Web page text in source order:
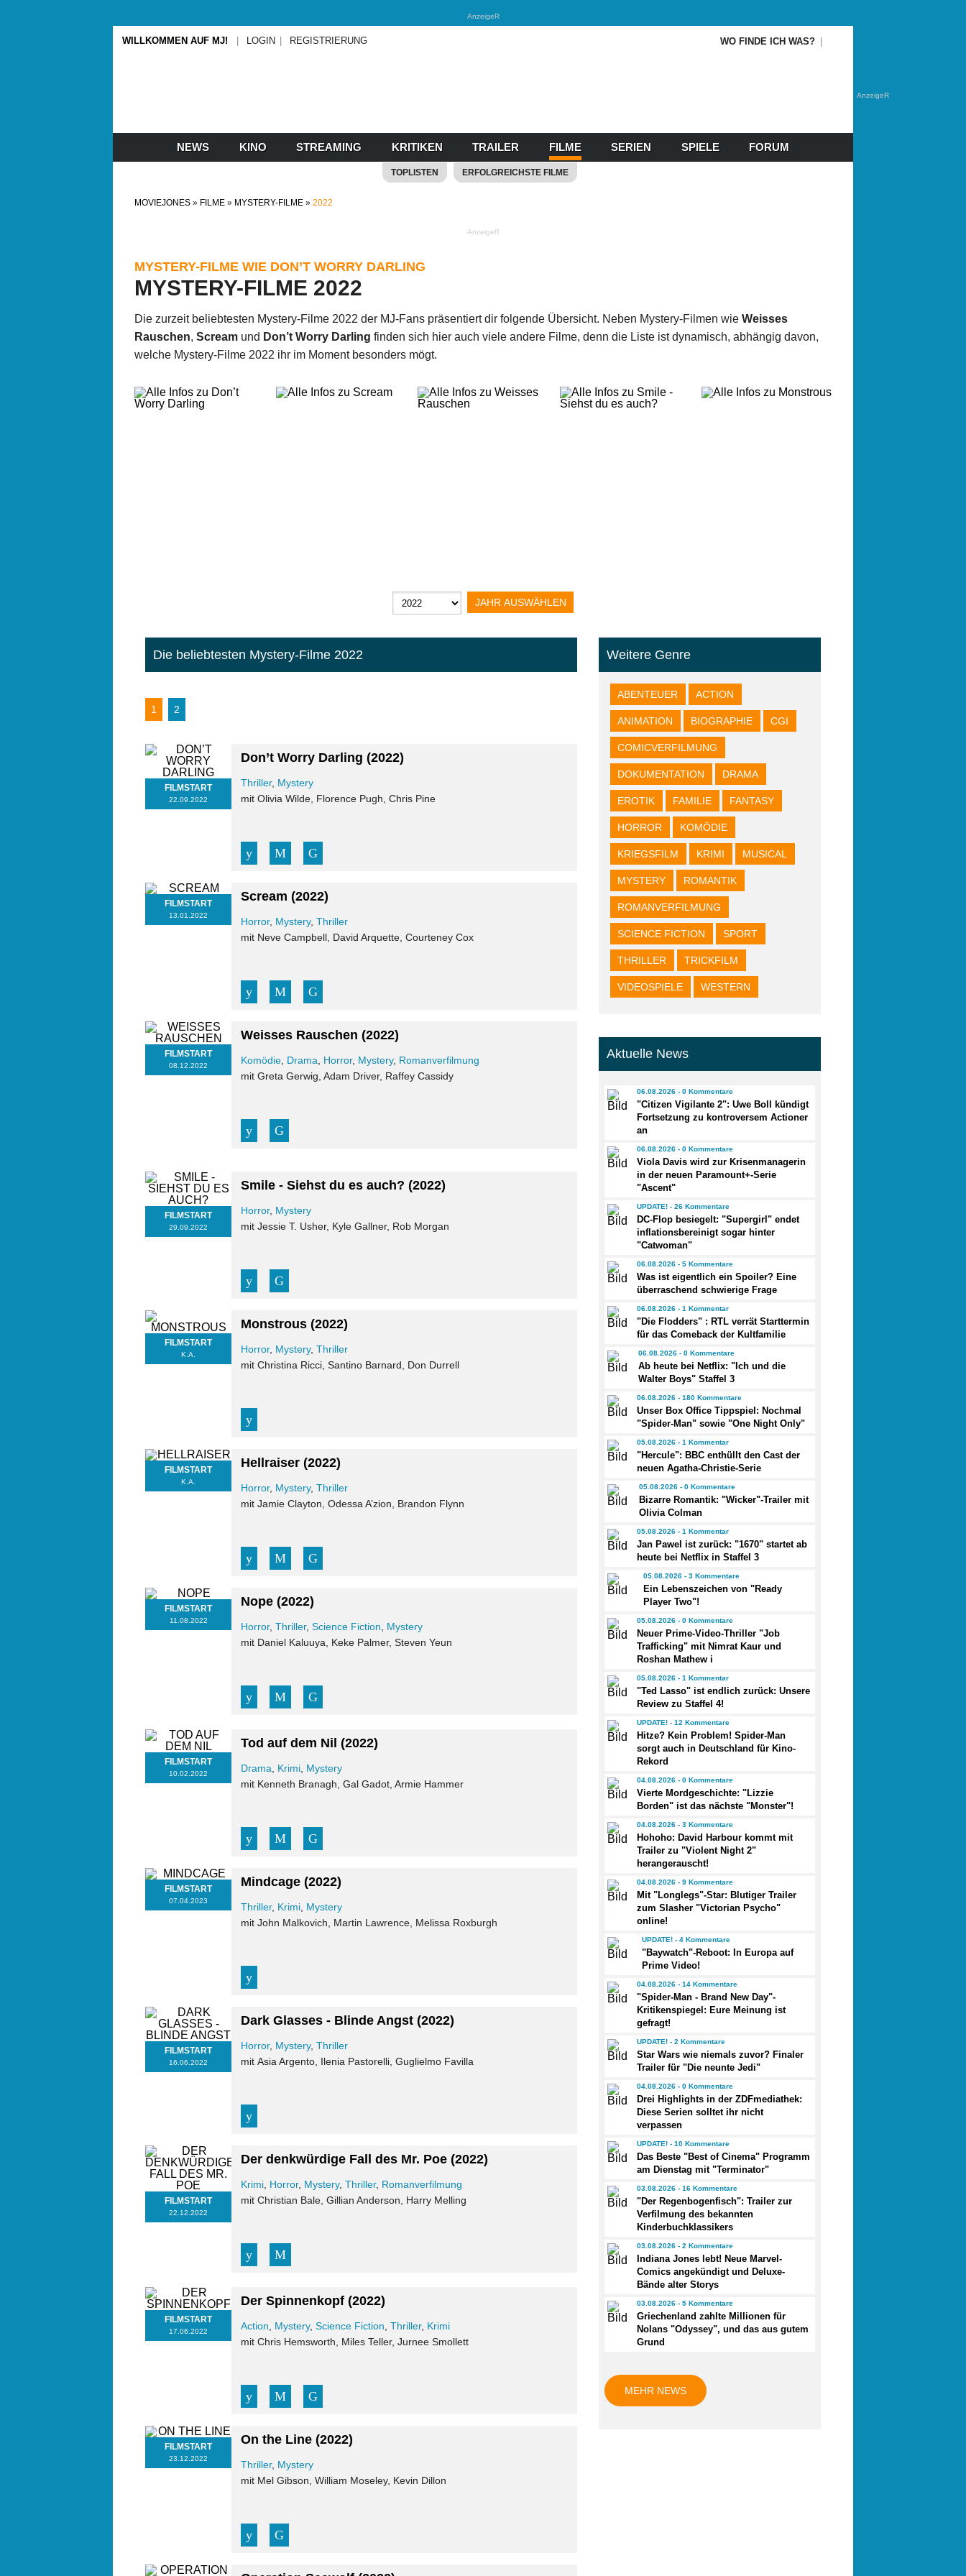
AnzeigeR
AnzeigeR
WILLKOMMEN AUF MJ! LOGIN REGISTRIERUNG WO FINDE ICH WAS?
NEWS KINO STREAMING KRITIKEN TRAILER FILME SERIEN SPIELE FORUM
TOPLISTEN ERFOLGREICHSTE FILME
MOVIEJONES FILME MYSTERY-FILME 2022
AnzeigeR
MYSTERY-FILME WIE DON’T WORRY DARLING
MYSTERY-FILME 2022
Die zurzeit beliebtesten Mystery-Filme 2022 der MJ-Fans präsentiert dir folgende Übersicht. Neben Mystery-Filmen wie Weisses
Rauschen, Scream und Don’t Worry Darling finden sich hier auch viele andere Filme, denn die Liste ist dynamisch, abhängig davon,
welche Mystery-Filme 2022 ihr im Moment besonders mögt.
Die beliebtesten Mystery-Filme 2022
1 2
FILMSTART
22.09.2022
Don’t Worry Darling (2022)
Thriller, Mystery
mit Olivia Wilde, Florence Pugh, Chris Pine
FILMSTART
13.01.2022
Scream (2022)
Horror, Mystery,Thriller
mit Neve Campbell, David Arquette, Courteney Cox
FILMSTART
08.12.2022
Weisses Rauschen (2022)
Komödie Drama Horror, Mystery, Romanverfilmung
mit Greta Gerwig, Adam Driver, Raffey Cassidy
FILMSTART
29.09.2022
Smile - Siehst du es auch? (2022)
Horror, Mystery
mit Jessie T. Usher, Kyle Gallner, Rob Morgan
FILMSTART
K.A.
Monstrous (2022)
Horror, Mystery,Thriller
mit Christina Ricci, Santino Barnard, Don Durrell
FILMSTART
K.A.
Hellraiser (2022)
Horror, Mystery,Thriller
mit Jamie Clayton, Odessa A’zion, Brandon Flynn
FILMSTART
11.08.2022
Nope (2022)
Horror,Thriller,Science Fiction
Mystery
mit Daniel Kaluuya, Keke Palmer, Steven Yeun
FILMSTART
10.02.2022
Tod auf dem Nil (2022)
Drama Krimi Mystery
mit Kenneth Branagh, Gal Gadot, Armie Hammer
FILMSTART
07.04.2023
Mindcage (2022)
Thriller, Krimi Mystery
mit John Malkovich, Martin Lawrence, Melissa Roxburgh
FILMSTART
16.06.2022
Dark Glasses - Blinde Angst (2022)
Horror, Mystery,Thriller
mit Asia Argento, Ilenia Pastorelli, Guglielmo Favilla
FILMSTART
22.12.2022
Der denkwürdige Fall des Mr. Poe (2022)
Krimi Horror, Mystery,Thriller, Romanverfilmung
mit Christian Bale, Gillian Anderson, Harry Melling
FILMSTART
17.06.2022
Der Spinnenkopf (2022)
Action Mystery,Science Fiction ,Thriller, Krimi
mit Chris Hemsworth, Miles Teller, Jurnee Smollett
FILMSTART
23.12.2022
On the Line (2022)
Thriller, Mystery
mit Mel Gibson, William Moseley, Kevin Dillon
Weitere Genre
ABENTEUER ACTION
ANIMATION BIOGRAPHIE CGI
COMICVERFILMUNG
DOKUMENTATION DRAMA
EROTIK FAMILIE FANTASY
HORROR KOMÖDIE
KRIEGSFILM KRIMI MUSICAL
MYSTERY ROMANTIK
ROMANVERFILMUNG
SCIENCE FICTION SPORT
THRILLER TRICKFILM
VIDEOSPIELE WESTERN
Aktuelle News
06.08.2026 - 0 Kommentare
"Citizen Vigilante 2": Uwe Boll kündigt
Fortsetzung zu kontroversem Actioner
an
06.08.2026 - 0 Kommentare
Viola Davis wird zur Krisenmanagerin
in der neuen Paramount+-Serie
"Ascent"
UPDATE! - 26 Kommentare
DC-Flop besiegelt: "Supergirl" endet
inflationsbereinigt sogar hinter
"Catwoman"
06.08.2026 - 5 Kommentare
Was ist eigentlich ein Spoiler? Eine
überraschend schwierige Frage
06.08.2026 - 1 Kommentar
"Die Flodders" : RTL verrät Starttermin
für das Comeback der Kultfamilie
06.08.2026 - 0 Kommentare
Ab heute bei Netflix: "Ich und die
Walter Boys" Staffel 3
06.08.2026 - 180 Kommentare
Unser Box Office Tippspiel: Nochmal
"Spider-Man" sowie "One Night Only"
05.08.2026 - 1 Kommentar
"Hercule": BBC enthüllt den Cast der
neuen Agatha-Christie-Serie
05.08.2026 - 0 Kommentare
Bizarre Romantik: "Wicker"-Trailer mit
Olivia Colman
05.08.2026 - 1 Kommentar
Jan Pawel ist zurück: "1670" startet ab
heute bei Netflix in Staffel 3
05.08.2026 - 3 Kommentare
Ein Lebenszeichen von "Ready
Player Two"!
05.08.2026 - 0 Kommentare
Neuer Prime-Video-Thriller "Job
Trafficking" mit Nimrat Kaur und
Roshan Mathew i
05.08.2026 - 1 Kommentar
"Ted Lasso" ist endlich zurück: Unsere
Review zu Staffel 4!
UPDATE! - 12 Kommentare
Hitze? Kein Problem! Spider-Man
sorgt auch in Deutschland für Kino-
Rekord
04.08.2026 - 0 Kommentare
Vierte Mordgeschichte: "Lizzie
Borden" ist das nächste "Monster"!
04.08.2026 - 3 Kommentare
Hohoho: David Harbour kommt mit
Trailer zu "Violent Night 2"
herangerauscht!
04.08.2026 - 9 Kommentare
Mit "Longlegs"-Star: Blutiger Trailer
zum Slasher "Victorian Psycho"
online!
UPDATE! - 4 Kommentare
"Baywatch"-Reboot: In Europa auf
Prime Video!
04.08.2026 - 14 Kommentare
"Spider-Man - Brand New Day"-
Kritikenspiegel: Eure Meinung ist
gefragt!
UPDATE! - 2 Kommentare
Star Wars wie niemals zuvor? Finaler
Trailer für "Die neunte Jedi"
04.08.2026 - 0 Kommentare
Drei Highlights in der ZDFmediathek:
Diese Serien solltet ihr nicht
verpassen
UPDATE! - 10 Kommentare
Das Beste "Best of Cinema" Programm
am Dienstag mit "Terminator"
03.08.2026 - 16 Kommentare
"Der Regenbogenfisch": Trailer zur
Verfilmung des bekannten
Kinderbuchklassikers
03.08.2026 - 2 Kommentare
Indiana Jones lebt! Neue Marvel-
Comics angekündigt und Deluxe-
Bände alter Storys
03.08.2026 - 5 Kommentare
Griechenland zahlte Millionen für
Nolans "Odyssey", und das aus gutem
Grund
MEHR NEWS